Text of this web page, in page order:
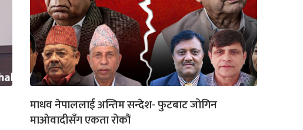
माधव नेपाललाई अन्तिम सन्देश- फुटबाट जोगिन
माओवादीसँग एकता रोकौं